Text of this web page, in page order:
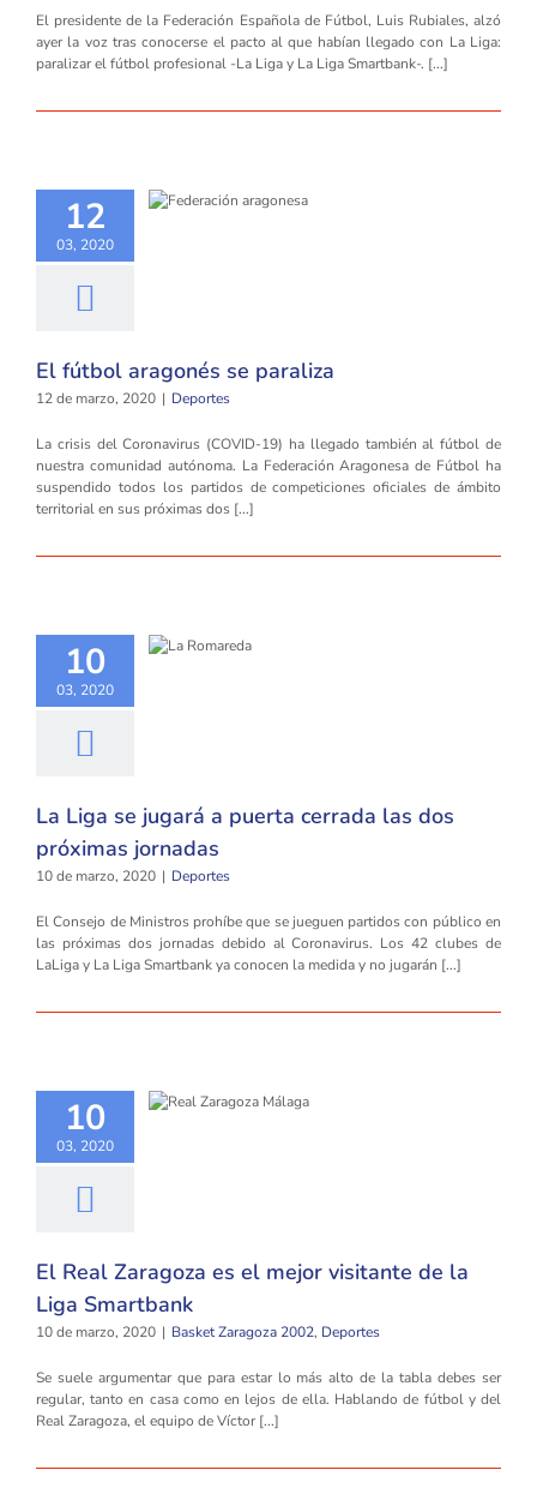
El presidente de la Federación Española de Fútbol, Luis Rubiales, alzó
ayer la voz tras conocerse el pacto al que habían llegado con La Liga:
paralizar el fútbol profesional -La Liga y La Liga Smartbank-. [...]
12
03, 2020
El fútbol
El fútbol aragonés se paraliza
12 de marzo, 2020 | Deportes
La crisis del Coronavirus (COVID-19) ha llegado también al fútbol de
nuestra comunidad autónoma. La Federación Aragonesa de Fútbol ha
suspendido todos los partidos de competiciones oficiales de ámbito
territorial en sus próximas dos [...]
10
03, 2020
jugará a puerta
La Liga se jugará a puerta cerrada las dos
próximas jornadas
10 de marzo, 2020 | Deportes
El Consejo de Ministros prohíbe que se jueguen partidos con público en
las próximas dos jornadas debido al Coronavirus. Los 42 clubes de
LaLiga y La Liga Smartbank ya conocen la medida y no jugarán [...]
10
03, 2020
Zaragoza es el
El Real Zaragoza es el mejor visitante de la
Liga Smartbank
10 de marzo, 2020 | Basket Zaragoza 2002, Deportes
Se suele argumentar que para estar lo más alto de la tabla debes ser
regular, tanto en casa como en lejos de ella. Hablando de fútbol y del
Real Zaragoza, el equipo de Víctor [...]